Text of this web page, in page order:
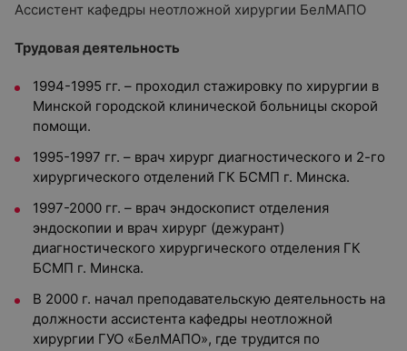
Ассистент кафедры неотложной хирургии БелМАПО
Трудовая деятельность
1994-1995 гг. – проходил стажировку по хирургии в
Минской городской клинической больницы скорой
помощи.
1995-1997 гг. – врач хирург диагностического и 2-го
хирургического отделений ГК БСМП г. Минска.
1997-2000 гг. – врач эндоскопист отделения
эндоскопии и врач хирург (дежурант)
диагностического хирургического отделения ГК
БСМП г. Минска.
В 2000 г. начал преподавательскую деятельность на
должности ассистента кафедры неотложной
хирургии ГУО «БелМАПО», где трудится по